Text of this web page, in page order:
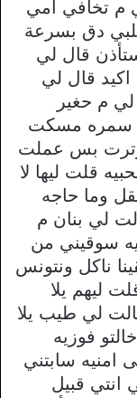
م تخافي امي
دق بسرعة
قال لي
قال لي
م حغير
سمره مسكت
بس عملت
قلت ليها لا
وما حاجه
لي بنان م
سوقيني من
ناكل ونتونس
ليهم يلا
لي طيب يلا
فوزيه
امنيه سابتني
قبيل